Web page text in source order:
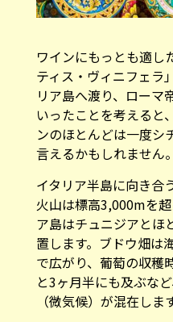
ワインにもっとも適し
ティス・ヴィニフェラ
リア島へ渡り、ローマ
いったことを考えると
ンのほとんどは一度シ
言えるかもしれません。
イタリア半島に向き合
火山は標高3,000mを
ア島はチュニジアとほ
置します。ブドウ畑は
で広がり、葡萄の収穫
と3ヶ月半にも及ぶな
（微気候）が混在しま